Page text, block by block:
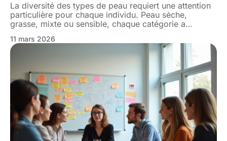
La diversité des types de peau requiert une attention
particulière pour chaque individu. Peau sèche,
grasse, mixte ou sensible, chaque catégorie a…
11 mars 2026